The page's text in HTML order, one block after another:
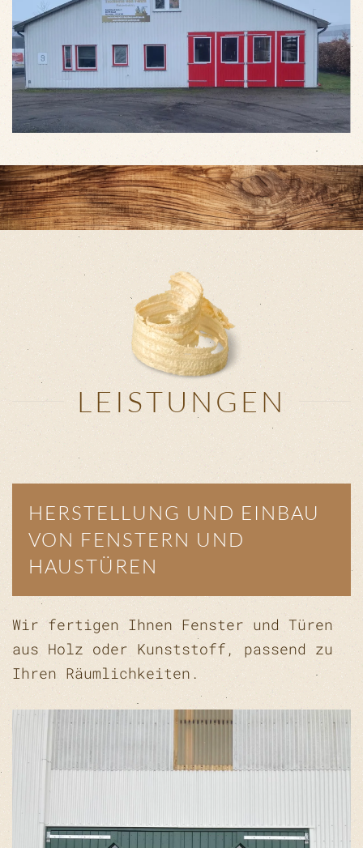
LEISTUNGEN
HERSTELLUNG UND EINBAU
VON FENSTERN UND
HAUSTÜREN
Wir fertigen Ihnen Fenster und Türen
aus Holz oder Kunststoff, passend zu
Ihren Räumlichkeiten.